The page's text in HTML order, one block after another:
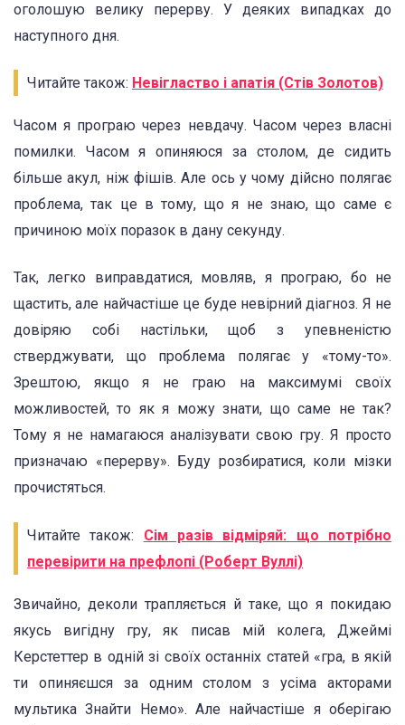
оголошую велику перерву. У деяких випадках до
наступного дня.
Читайте також: Невігластво і апатія (Стів Золотов)
Часом я програю через невдачу. Часом через власні
помилки. Часом я опиняюся за столом, де сидить
більше акул, ніж фішів. Але ось у чому дійсно полягає
проблема, так це в тому, що я не знаю, що саме є
причиною моїх поразок в дану секунду.
Так, легко виправдатися, мовляв, я програю, бо не
щастить, але найчастіше це буде невірний діагноз. Я не
довіряю собі настільки, щоб з упевненістю
стверджувати, що проблема полягає у «тому-то».
Зрештою, якщо я не граю на максимумі своїх
можливостей, то як я можу знати, що саме не так?
Тому я не намагаюся аналізувати свою гру. Я просто
призначаю «перерву». Буду розбиратися, коли мізки
прочистяться.
Читайте також: Сім разів відміряй: що потрібно
перевірити на префлопі (Роберт Вуллі)
Звичайно, деколи трапляється й таке, що я покидаю
якусь вигідну гру, як писав мій колега, Джеймі
Керстеттер в одній зі своїх останніх статей «гра, в якій
ти опиняєшся за одним столом з усіма акторами
мультика Знайти Немо». Але найчастіше я оберігаю